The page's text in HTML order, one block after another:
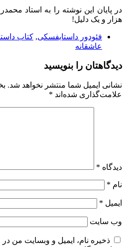
در پایان این نوشته را به استاد
هزار و یک دلیل!
فئودور داستایفسکی, کتاب
عاشقانه
دیدگاهتان را بنویسید
نشانی ایمیل شما منتشر نخواهد شد.
علامت‌گذاری شده‌اند *
دیدگاه *
نام *
ایمیل *
وب‌ سایت
ذخیره نام، ایمیل و وبسایت من